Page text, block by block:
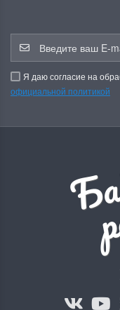
Я даю согласие на
официальной политикой